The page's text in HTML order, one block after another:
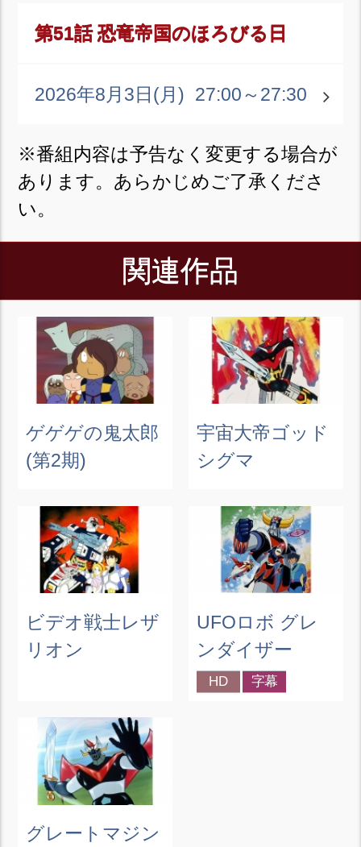
第51話 恐竜帝国のほろびる日
2026年8月3日(月) 27:00～27:30
※番組内容は予告なく変更する場合が
あります。あらかじめご了承くださ
い。
関連作品
ゲゲゲの鬼太郎
(第2期)
宇宙大帝ゴッド
シグマ
ビデオ戦士レザ
リオン
UFOロボ グレ
ンダイザー
HD 字幕
グレートマジン